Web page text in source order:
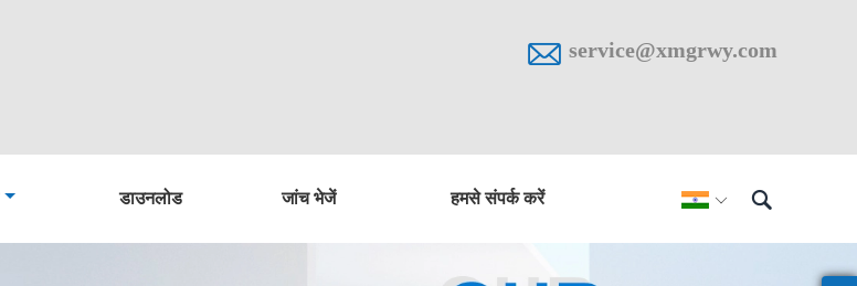
 service@xmgrwy.com
 
डाउनलोड जांच भेजें हमसे संपर्क करें